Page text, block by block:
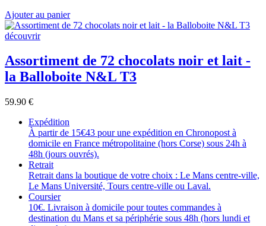
Ajouter au panier
découvrir
Assortiment de 72 chocolats noir et lait -
la Balloboite N&L T3
59.90 €
Expédition
À partir de 15€43 pour une expédition en Chronopost à
domicile en France métropolitaine (hors Corse) sous 24h à
48h (jours ouvrés).
Retrait
Retrait dans la boutique de votre choix : Le Mans centre-ville,
Le Mans Université, Tours centre-ville ou Laval.
Coursier
10€. Livraison à domicile pour toutes commandes à
destination du Mans et sa périphérie sous 48h (hors lundi et